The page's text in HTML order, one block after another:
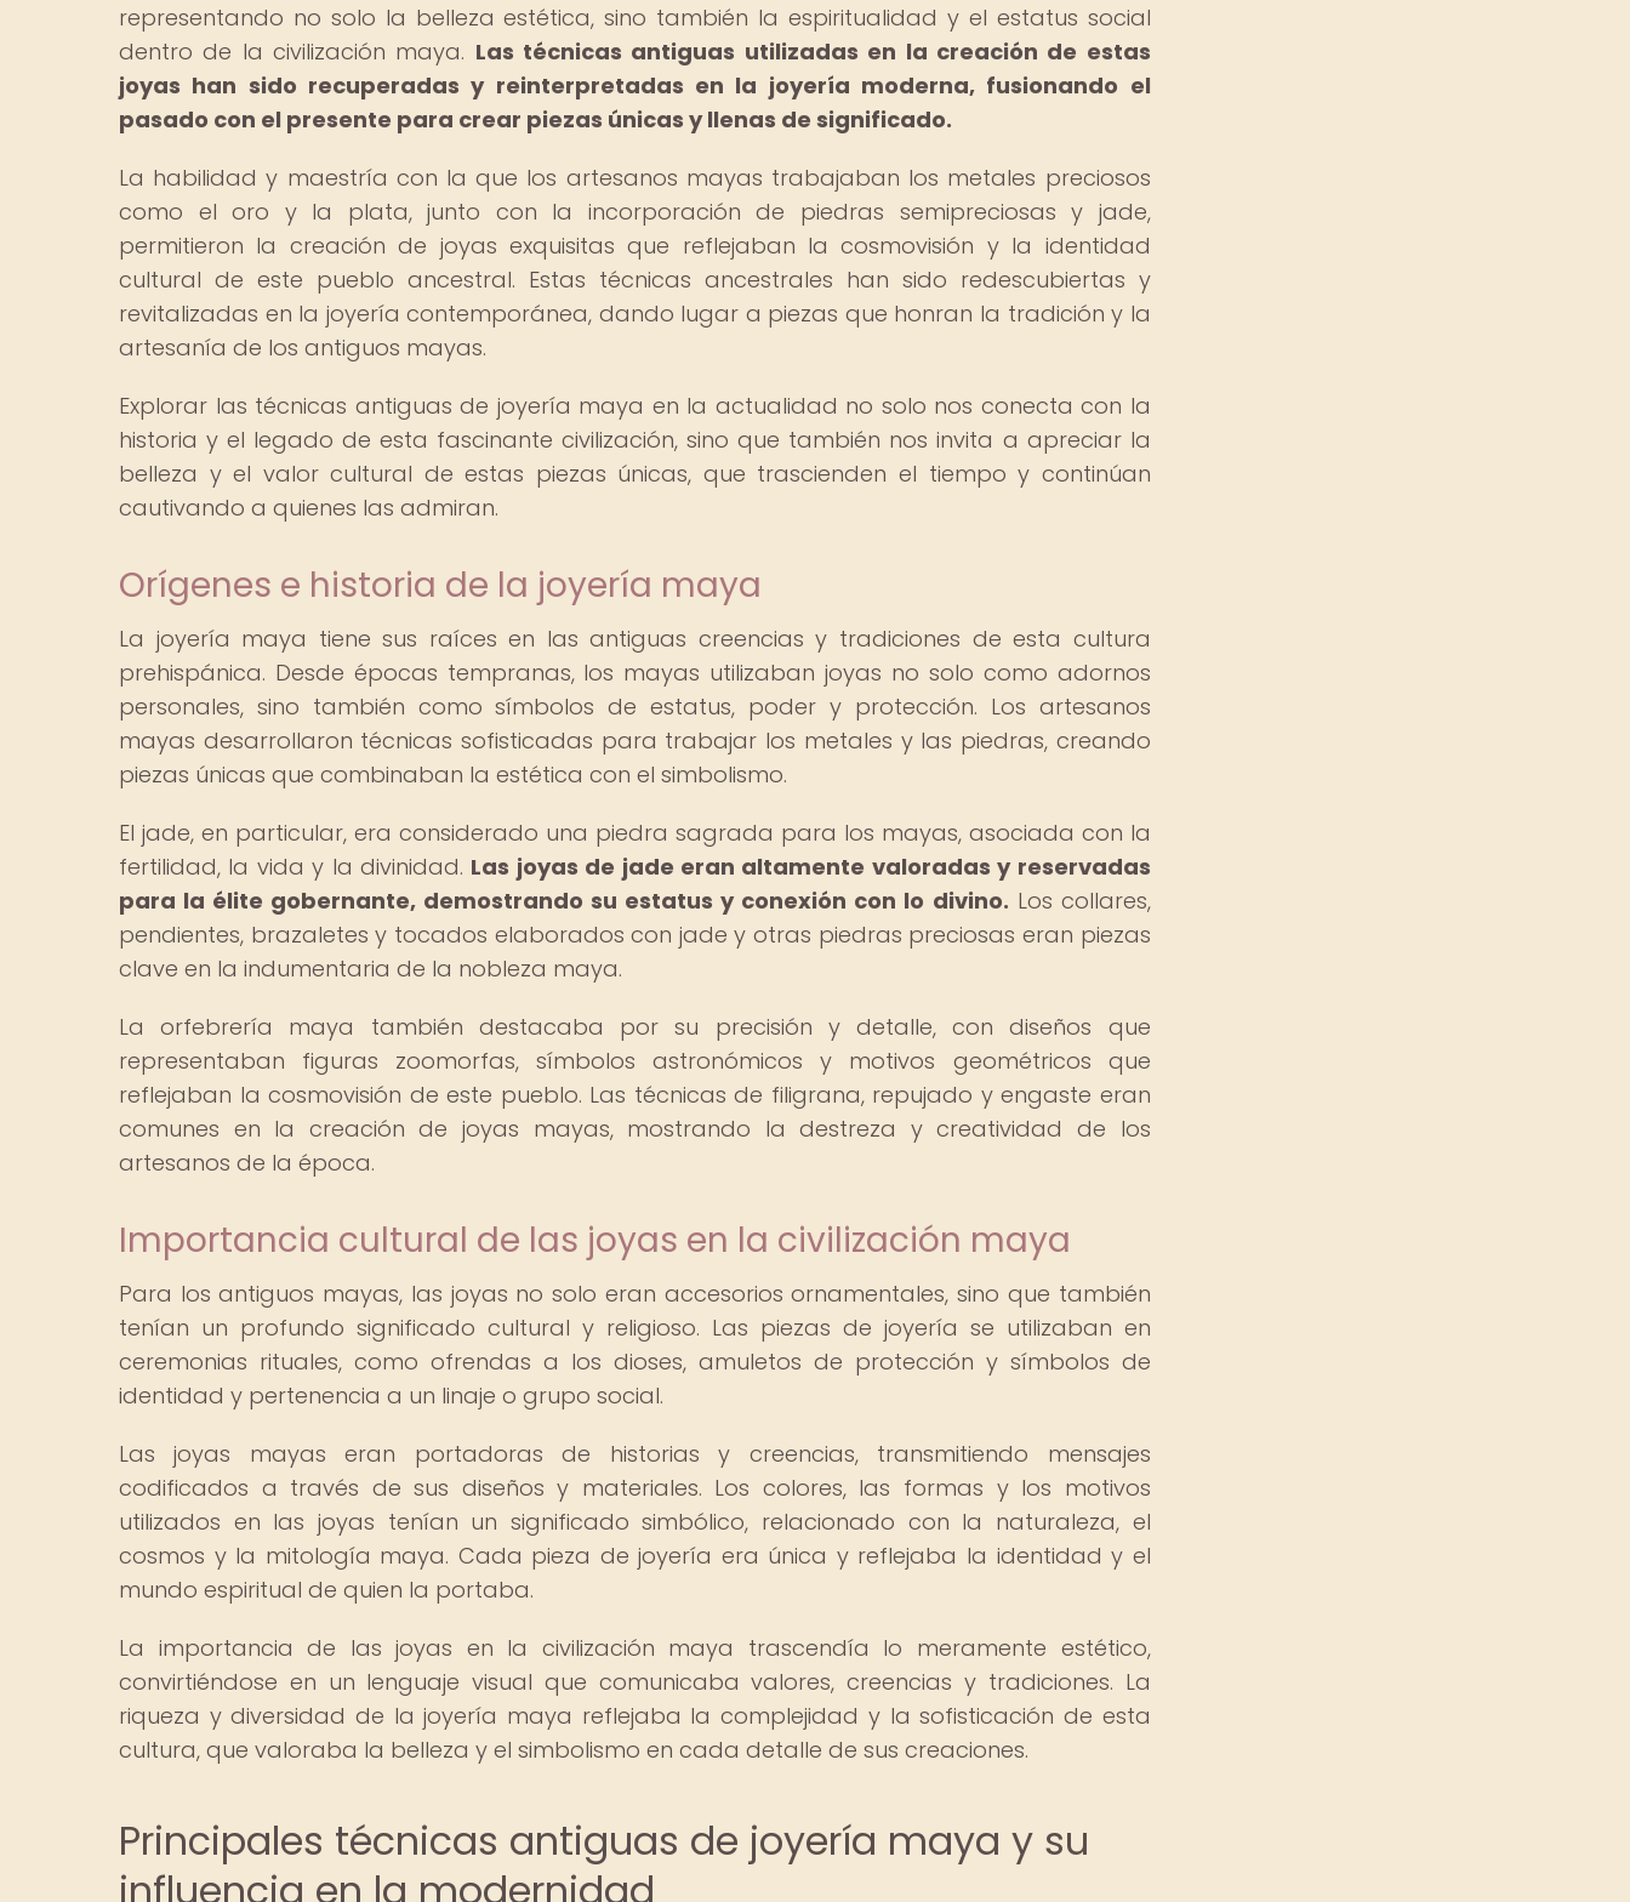
representando no solo la belleza estética, sino también la espiritualidad y el estatus social
dentro de la civilización maya. Las técnicas antiguas utilizadas en la creación de estas
joyas han sido recuperadas y reinterpretadas en la joyería moderna, fusionando el
pasado con el presente para crear piezas únicas y llenas de significado.
La habilidad y maestría con la que los artesanos mayas trabajaban los metales preciosos
como el oro y la plata, junto con la incorporación de piedras semipreciosas y jade,
permitieron la creación de joyas exquisitas que reflejaban la cosmovisión y la identidad
cultural de este pueblo ancestral. Estas técnicas ancestrales han sido redescubiertas y
revitalizadas en la joyería contemporánea, dando lugar a piezas que honran la tradición y la
artesanía de los antiguos mayas.
Explorar las técnicas antiguas de joyería maya en la actualidad no solo nos conecta con la
historia y el legado de esta fascinante civilización, sino que también nos invita a apreciar la
belleza y el valor cultural de estas piezas únicas, que trascienden el tiempo y continúan
cautivando a quienes las admiran.
Orígenes e historia de la joyería maya
La joyería maya tiene sus raíces en las antiguas creencias y tradiciones de esta cultura
prehispánica. Desde épocas tempranas, los mayas utilizaban joyas no solo como adornos
personales, sino también como símbolos de estatus, poder y protección. Los artesanos
mayas desarrollaron técnicas sofisticadas para trabajar los metales y las piedras, creando
piezas únicas que combinaban la estética con el simbolismo.
El jade, en particular, era considerado una piedra sagrada para los mayas, asociada con la
fertilidad, la vida y la divinidad. Las joyas de jade eran altamente valoradas y reservadas
para la élite gobernante, demostrando su estatus y conexión con lo divino. Los collares,
pendientes, brazaletes y tocados elaborados con jade y otras piedras preciosas eran piezas
clave en la indumentaria de la nobleza maya.
La orfebrería maya también destacaba por su precisión y detalle, con diseños que
representaban figuras zoomorfas, símbolos astronómicos y motivos geométricos que
reflejaban la cosmovisión de este pueblo. Las técnicas de filigrana, repujado y engaste eran
comunes en la creación de joyas mayas, mostrando la destreza y creatividad de los
artesanos de la época.
Importancia cultural de las joyas en la civilización maya
Para los antiguos mayas, las joyas no solo eran accesorios ornamentales, sino que también
tenían un profundo significado cultural y religioso. Las piezas de joyería se utilizaban en
ceremonias rituales, como ofrendas a los dioses, amuletos de protección y símbolos de
identidad y pertenencia a un linaje o grupo social.
Las joyas mayas eran portadoras de historias y creencias, transmitiendo mensajes
codificados a través de sus diseños y materiales. Los colores, las formas y los motivos
utilizados en las joyas tenían un significado simbólico, relacionado con la naturaleza, el
cosmos y la mitología maya. Cada pieza de joyería era única y reflejaba la identidad y el
mundo espiritual de quien la portaba.
La importancia de las joyas en la civilización maya trascendía lo meramente estético,
convirtiéndose en un lenguaje visual que comunicaba valores, creencias y tradiciones. La
riqueza y diversidad de la joyería maya reflejaba la complejidad y la sofisticación de esta
cultura, que valoraba la belleza y el simbolismo en cada detalle de sus creaciones.
Principales técnicas antiguas de joyería maya y su
influencia en la modernidad